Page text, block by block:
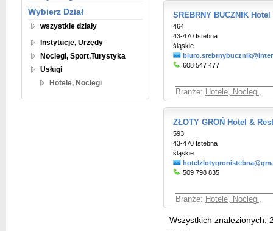
Wybierz Dział
wszystkie działy
Instytucje, Urzędy
Noclegi, Sport,Turystyka
Usługi
Hotele, Noclegi
SREBRNY BUCZNIK Hotel
464
43-470 Istebna
śląskie
608 547 477
Branże: Hotele, Noclegi,
ZŁOTY GROŃ Hotel &
593
43-470 Istebna
śląskie
509 798 835
Branże: Hotele, Noclegi,
Wszystkich znalezionych: